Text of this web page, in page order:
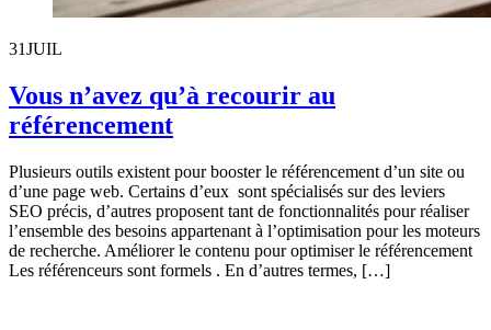
31JUIL
Vous n’avez qu’à recourir au
référencement
Plusieurs outils existent pour booster le référencement d’un site ou
d’une page web. Certains d’eux sont spécialisés sur des leviers
SEO précis, d’autres proposent tant de fonctionnalités pour réaliser
l’ensemble des besoins appartenant à l’optimisation pour les moteurs
de recherche. Améliorer le contenu pour optimiser le référencement
Les référenceurs sont formels . En d’autres termes, […]